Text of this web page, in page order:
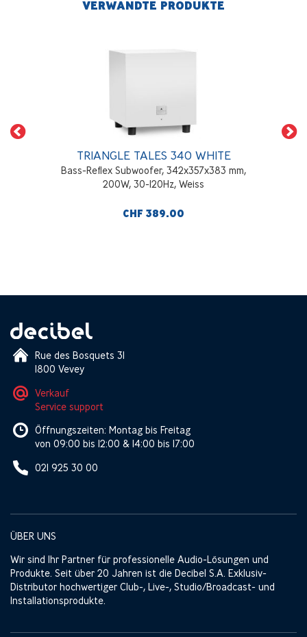
VERWANDTE PRODUKTE
TRIANGLE TALES 340 WHITE
Bass-Reflex Subwoofer, 342x357x383 mm,
200W, 30-120Hz, Weiss
CHF 389.00
Rue des Bosquets 31
1800 Vevey
Verkauf
Service support
Öffnungszeiten: Montag bis Freitag
von 09:00 bis 12:00 & 14:00 bis 17:00
021 925 30 00
ÜBER UNS
Wir sind Ihr Partner für professionelle Audio-Lösungen und
Produkte. Seit über 20 Jahren ist die Decibel S.A. Exklusiv-
Distributor hochwertiger Club-, Live-, Studio/Broadcast- und
Installationsprodukte.